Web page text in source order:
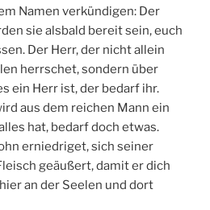
Namen verkündigen: Der
sie alsbald bereit sein, euch
Der Herr, der nicht allein
herrschet, sondern über
ein Herr ist, der bedarf ihr.
aus dem reichen Mann ein
hat, bedarf doch etwas.
erniedriget, sich seiner
geäußert, damit er dich
an der Seelen und dort